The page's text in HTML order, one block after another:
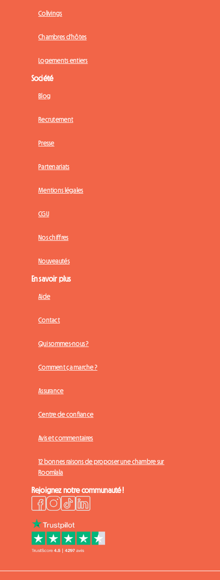
Colivings
Chambres d'hôtes
Logements entiers
Société
Blog
Recrutement
Presse
Partenariats
Mentions légales
CGU
Nos chiffres
Nouveautés
En savoir plus
Aide
Contact
Qui sommes-nous ?
Comment ça marche ?
Assurance
Centre de confiance
Avis et commentaires
12 bonnes raisons de proposer une chambre sur
Roomlala
Rejoignez notre communauté !